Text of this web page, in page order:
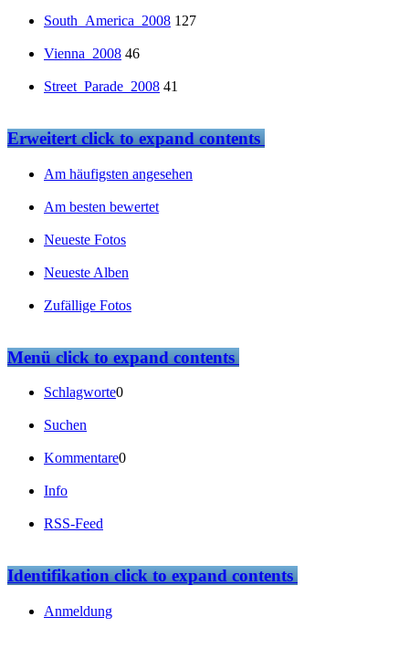
South_America_2008 127
Vienna_2008 46
Street_Parade_2008 41
Erweitertclick to expand contents
Am häufigsten angesehen
Am besten bewertet
Neueste Fotos
Neueste Alben
Zufällige Fotos
Menüclick to expand contents
Schlagworte0
Suchen
Kommentare0
Info
RSS-Feed
Identifikationclick to expand contents
Anmeldung